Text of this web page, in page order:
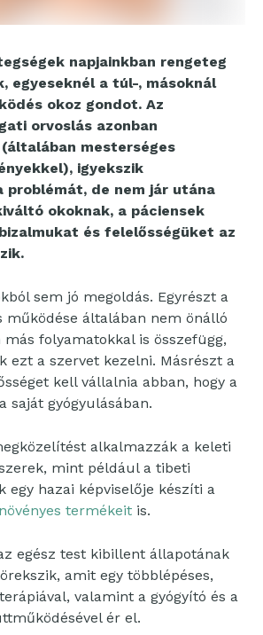
napjainkban rengeteg
egyeseknél a túl-, másoknál
okoz gondot. Az
orvoslás azonban
mesterséges
igyekszik
problémát, de nem jár utána
okoknak, a páciensek
és felelősségüket az
sem jó megoldás. Egyrészt a
működése általában nem önálló
más folyamatokkal is összefügg,
ezt a szervet kezelni. Másrészt a
kell vállalnia abban, hogy a
saját gyógyulásában.
alkalmazzák a keleti
mint például a tibeti
egy hazai képviselője készíti a
termékeit is.
egész test kibillent állapotának
amit egy többlépéses,
valamint a gyógyító és a
ér el.